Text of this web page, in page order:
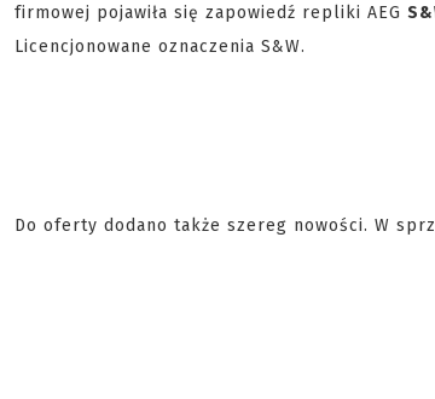
firmowej pojawiła się zapowiedź repliki AEG
Licencjonowane oznaczenia S&W.
Do oferty dodano także szereg nowości. W